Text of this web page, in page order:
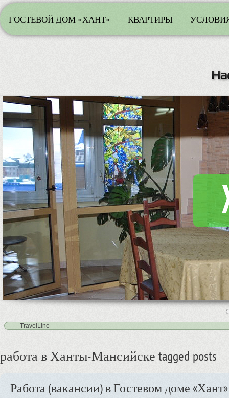
ГОСТЕВОЙ ДОМ «ХАНТ» КВАРТИРЫ
TravelLine
работа в Ханты-Мансийске tagged posts
Работа (вакансии) в Гостевом доме «Хант»